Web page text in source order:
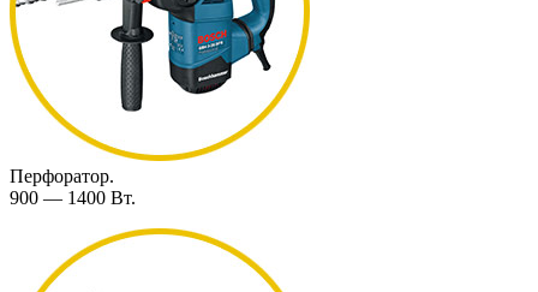
Перфоратор.
900 — 1400 Вт.